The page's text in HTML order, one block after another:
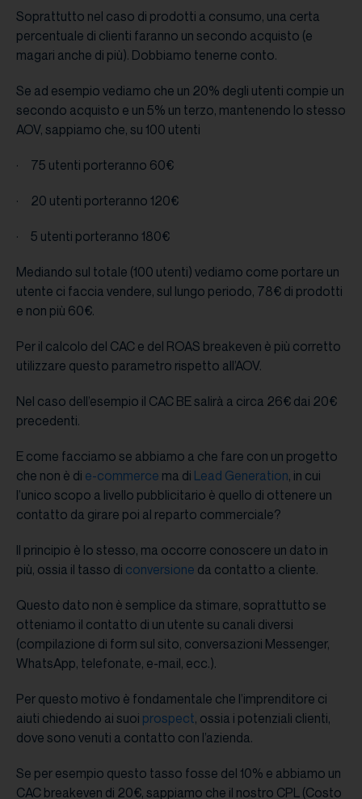
Soprattutto nel caso di prodotti a consumo, una certa
percentuale di clienti faranno un secondo acquisto (e
magari anche di più). Dobbiamo tenerne conto.
Se ad esempio vediamo che un 20% degli utenti compie un
secondo acquisto e un 5% un terzo, mantenendo lo stesso
AOV, sappiamo che, su 100 utenti
· 75 utenti porteranno 60€
· 20 utenti porteranno 120€
· 5 utenti porteranno 180€
Mediando sul totale (100 utenti) vediamo come portare un
utente ci faccia vendere, sul lungo periodo, 78€ di prodotti
e non più 60€.
Per il calcolo del CAC e del ROAS breakeven è più corretto
utilizzare questo parametro rispetto all’AOV.
Nel caso dell’esempio il CAC BE salirà a circa 26€ dai 20€
precedenti.
E come facciamo se abbiamo a che fare con un progetto
che non è di e-commerce ma di Lead Generation, in cui
l’unico scopo a livello pubblicitario è quello di ottenere un
contatto da girare poi al reparto commerciale?
Il principio è lo stesso, ma occorre conoscere un dato in
più, ossia il tasso di conversione da contatto a cliente.
Questo dato non è semplice da stimare, soprattutto se
otteniamo il contatto di un utente su canali diversi
(compilazione di form sul sito, conversazioni Messenger,
WhatsApp, telefonate, e-mail, ecc.).
Per questo motivo è fondamentale che l’imprenditore ci
aiuti chiedendo ai suoi prospect, ossia i potenziali clienti,
dove sono venuti a contatto con l’azienda.
Se per esempio questo tasso fosse del 10% e abbiamo un
CAC breakeven di 20€, sappiamo che il nostro CPL (Costo